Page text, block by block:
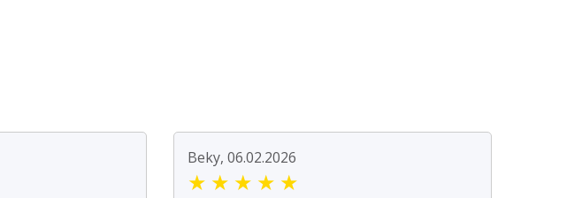
Beky, 06.02.2026
★ ★ ★ ★ ★